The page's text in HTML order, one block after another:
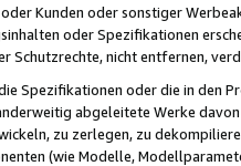
Kunden oder sonstiger
oder Spezifikationen
Schutzrechte, nicht entfernen,
Spezifikationen oder die in
abgeleitete Werke
zu zerlegen, zu
(wie Modelle,